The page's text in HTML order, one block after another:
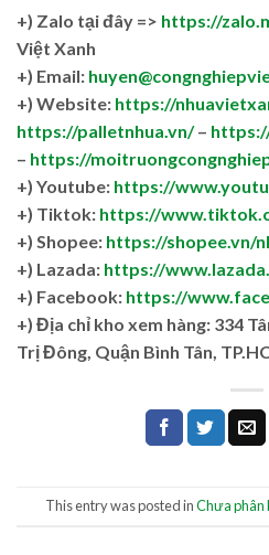
+) Zalo tại đây => https://
Việt Xanh
+) Email:
+) Website: https://
https://palletnhua.vn/–
– https://
+) Youtube: https://
+) Tiktok: https://
+) Shopee: https://shopee.vn/
+) Lazada: https://
+) Facebook: https://
+) Địa chỉ kho xem hàng: 334
Trị Đông, Quận Bình Tân,
This entry was posted inChưa phân